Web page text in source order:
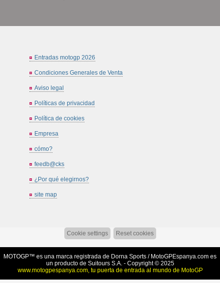
Entradas motogp 2026
Condiciones Generales de Venta
Aviso legal
Políticas de privacidad
Política de cookies
Empresa
cómo?
feedb@cks
¿Por qué elegirnos?
site map
Cookie settings Reset cookies
MOTOGP™ es una marca registrada de Dorna Sports / MotoGPEspanya.com es
un producto de Suitours S.A. - Copyright © 2025
www.motogpespanya.com, tu puerta de entrada al mundo de MotoGP